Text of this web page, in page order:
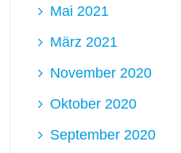
Mai 2021
März 2021
November 2020
Oktober 2020
September 2020